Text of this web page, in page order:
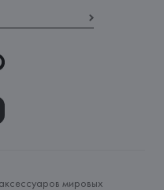
мировых